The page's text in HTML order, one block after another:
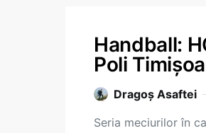
Handball:
Poli
Dragoş Asaftei
Seria meciurilor în